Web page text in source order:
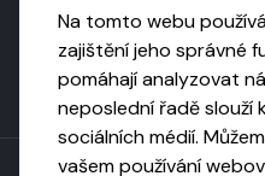
Na tomto webu
zajištění jeho správné
pomáhají analyzovat
neposlední řadě slouží
sociálních médií.
vašem používání